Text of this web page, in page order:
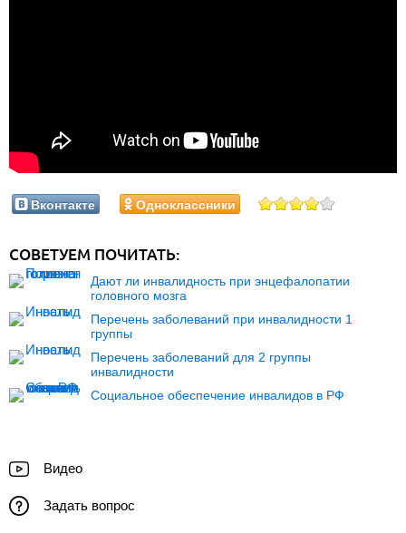
Вконтакте Одноклассники
СОВЕТУЕМ ПОЧИТАТЬ:
Дают ли инвалидность при энцефалопатии
головного мозга
Перечень заболеваний при инвалидности 1
группы
Перечень заболеваний для 2 группы
инвалидности
Социальное обеспечение инвалидов в РФ
Видео
Задать вопрос